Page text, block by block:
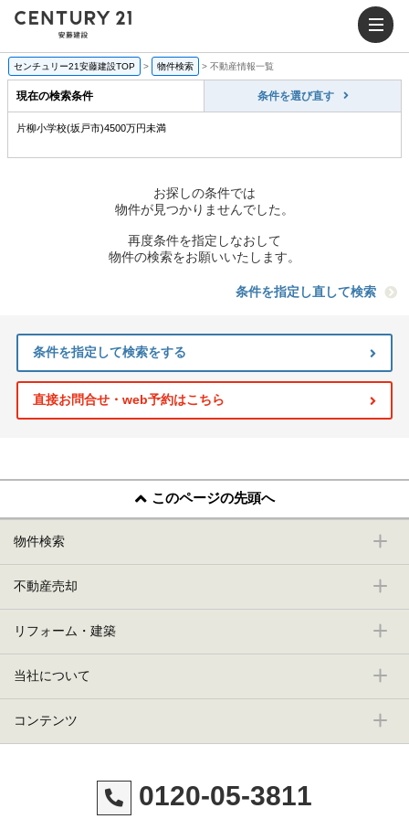
センチュリー21安藤建設TOP > 物件検索 > 不動産情報一覧
現在の検索条件 条件を選び直す
片柳小学校(坂戸市)4500万円未満
お探しの条件では
物件が見つかりませんでした。
再度条件を指定しなおして
物件の検索をお願いいたします。
条件を指定し直して検索
条件を指定して検索をする
直接お問合せ・web予約はこちら
このページの先頭へ
物件検索
不動産売却
リフォーム・建築
当社について
コンテンツ
0120-05-3811